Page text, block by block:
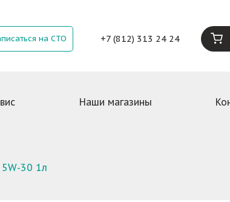
на СТО +7 (812) 313 24 24
Наши магазины
5W-30 1л